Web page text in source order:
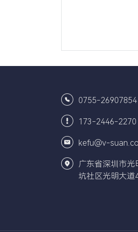
0755-26907854
173-2446-2270
kefu@v-
广东省深圳市
坑社区光明大道